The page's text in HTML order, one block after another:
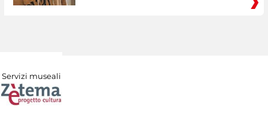
Servizi museali